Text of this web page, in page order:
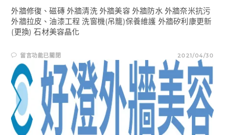
外牆修復、磁磚 外牆清洗 外牆美容 外牆防水 外牆奈米抗污
外牆拉皮、油漆工程 洗窗機(吊籠)保養維護 外牆矽利康更新
(更換) 石材美容晶化
在
〈好
澄
外
牆
美
容
股
份
有
限
公
司〉
留言功能已關閉 2021/04/30